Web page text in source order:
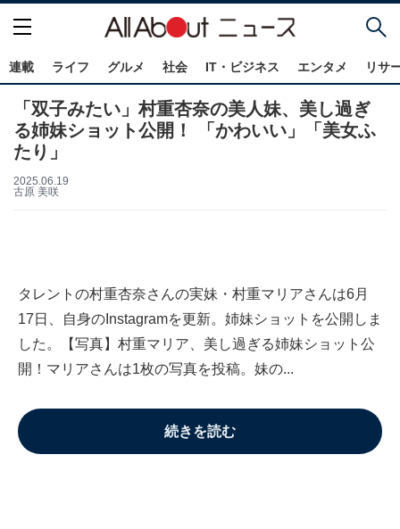
連載 ライフ グルメ 社会 IT・ビジネス エンタメ リサ
「双子みたい」村重杏奈の美人妹、美し過ぎ
る姉妹ショット公開！ 「かわいい」「美女ふ
たり」
2025.06.19
古原 美咲
タレントの村重杏奈さんの実妹・村重マリアさんは6月
17日、自身のInstagramを更新。姉妹ショットを公開しま
した。【写真】村重マリア、美し過ぎる姉妹ショット公
開！マリアさんは1枚の写真を投稿。妹の...
続きを読む